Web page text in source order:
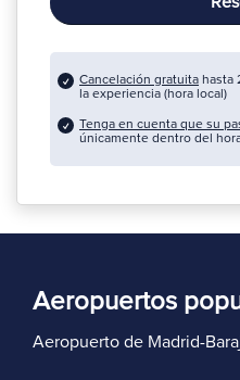
Cancelación gratuita hasta
la experiencia (hora local)
Tenga en cuenta que su
únicamente dentro del
Aeropuertos
Aeropuerto de Madrid-